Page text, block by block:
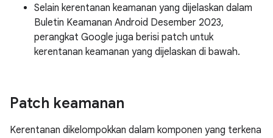
Selain kerentanan keamanan yang dijelaskan dalam
Buletin Keamanan Android Desember 2023,
perangkat Google juga berisi patch untuk
kerentanan keamanan yang dijelaskan di bawah.
Patch keamanan
Kerentanan dikelompokkan dalam komponen yang terkena